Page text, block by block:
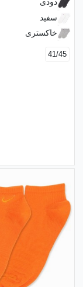
دودی
سفید
خاکستری
41/45